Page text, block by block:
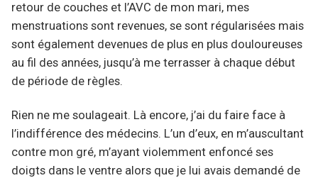
retour de couches et l’AVC de mon mari, mes
menstruations sont revenues, se sont régularisées mais
sont également devenues de plus en plus douloureuses
au fil des années, jusqu’à me terrasser à chaque début
de période de règles.
Rien ne me soulageait. Là encore, j’ai du faire face à
l’indifférence des médecins. L’un d’eux, en m’auscultant
contre mon gré, m’ayant violemment enfoncé ses
doigts dans le ventre alors que je lui avais demandé de